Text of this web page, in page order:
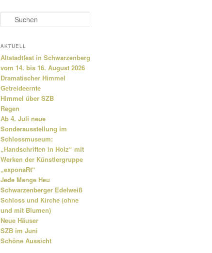
u
h
n
AKTUELL
Altstadtfest in Schwarzenberg
vom 14. bis 16. August 2026
Dramatischer Himmel
Getreideernte
Himmel über SZB
Regen
Ab 4. Juli neue
Sonderausstellung im
Schlossmuseum:
„Handschriften in Holz“ mit
Werken der Künstlergruppe
„exponaRt“
Jede Menge Heu
Schwarzenberger Edelweiß
Schloss und Kirche (ohne
und mit Blumen)
Neue Häuser
SZB im Juni
Schöne Aussicht